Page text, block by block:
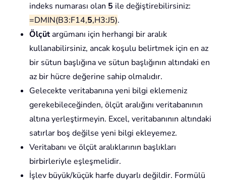
indeks numarası olan 5 ile değiştirebilirsiniz:
=DMIN(B3:F14,5,H3:J5).
Ölçütargümanı için herhangi bir aralık
kullanabilirsiniz, ancak koşulu belirtmek için en az
bir sütun başlığına ve sütun başlığının altındaki en
az bir hücre değerine sahip olmalıdır.
Gelecekte veritabanına yeni bilgi eklemeniz
gerekebileceğinden, ölçüt aralığını veritabanının
altına yerleştirmeyin. Excel, veritabanının altındaki
satırlar boş değilse yeni bilgi ekleyemez.
Veritabanı ve ölçüt aralıklarının başlıkları
birbirleriyle eşleşmelidir.
İşlev büyük/küçük harfe duyarlı değildir. Formülü